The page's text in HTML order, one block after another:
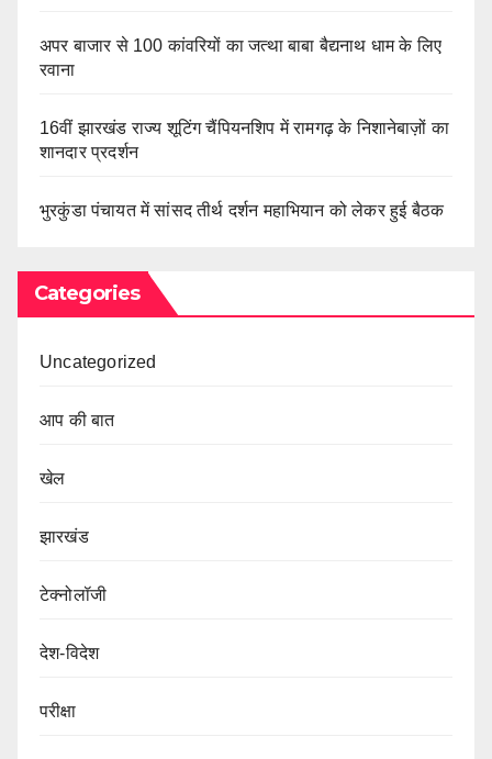
अपर बाजार से 100 कांवरियों का जत्था बाबा बैद्यनाथ धाम के लिए
रवाना
16वीं झारखंड राज्य शूटिंग चैंपियनशिप में रामगढ़ के निशानेबाज़ों का
शानदार प्रदर्शन
भुरकुंडा पंचायत में सांसद तीर्थ दर्शन महाभियान को लेकर हुई बैठक
Categories
Uncategorized
आप की बात
खेल
झारखंड
टेक्नोलॉजी
देश-विदेश
परीक्षा